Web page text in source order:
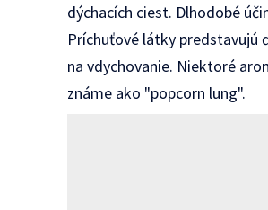
dýchacích ciest. Dlhodobé
Príchuťové látky predstavujú
na vdychovanie. Niektoré
známe ako "popcorn lung".